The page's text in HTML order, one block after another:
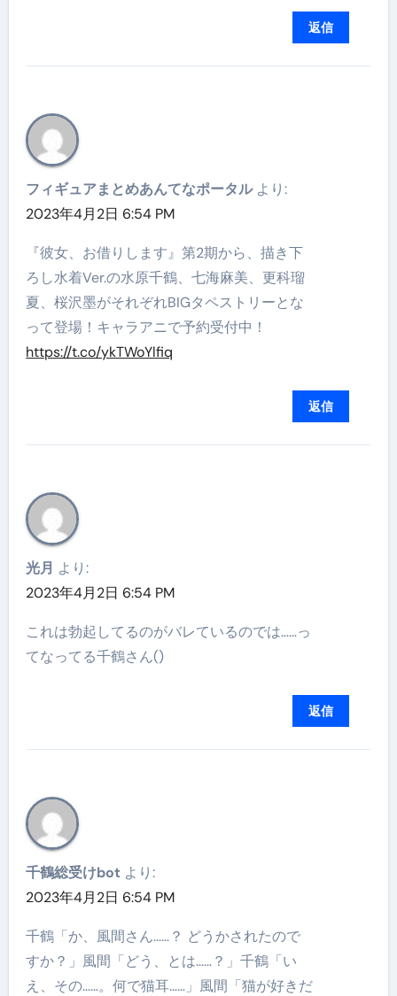
返信
フィギュアまとめあんてなポータル より:
2023年4月2日 6:54 PM
『彼女、お借りします』第2期から、描き下
ろし水着Ver.の水原千鶴、七海麻美、更科瑠
夏、桜沢墨がそれぞれBIGタペストリーとな
って登場！キャラアニで予約受付中！
https://t.co/ykTWoYlfiq
返信
光月 より:
2023年4月2日 6:54 PM
これは勃起してるのがバレているのでは……っ
てなってる千鶴さん()
返信
千鶴総受けbot より:
2023年4月2日 6:54 PM
千鶴「か、風間さん……？ どうかされたので
すか？」風間「どう、とは……？」千鶴「い
え、その……。何で猫耳……」風間「猫が好きだ